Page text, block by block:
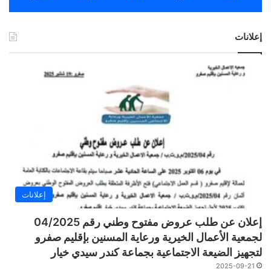
إعلانات
إعلانات
إعلان عن طلب عروض مفتوح وطني رقم 04/2025
لجمعية الأعمال الخيرية ورعاية المسنين بإقليم صفرو
لتجهيز الضيعة الاجتماعية بجماعة كندر سيدي خيار
2025-09-21